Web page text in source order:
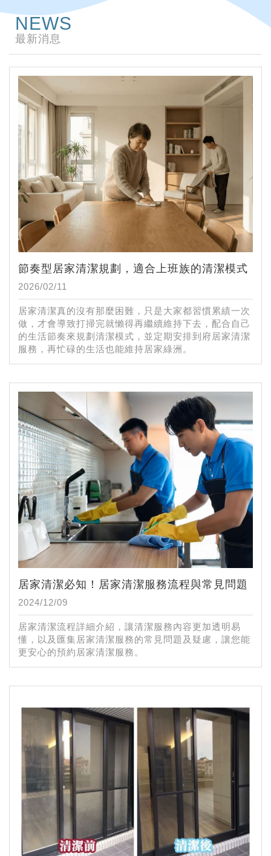
NEWS
最新消息
節奏型居家清潔規劃，適合上班族的清潔模式
2026/02/11
居家清潔真的沒有那麼困難，只是大家都習慣累績一次
做，才會導致打掃完就懶得再繼續維持下去，配合自己
的生活節奏來規劃清潔模式，並定期安排到府居家清潔
服務，再忙碌的生活也能維持居家綠洲。
居家清潔必知！居家清潔服務流程與常見問題
2024/12/09
居家清潔流程詳細介紹，讓清潔服務內容更加透明易
懂，以及匯集居家清潔服務的常見問題及疑慮，讓您能
更安心的預約居家清潔服務。